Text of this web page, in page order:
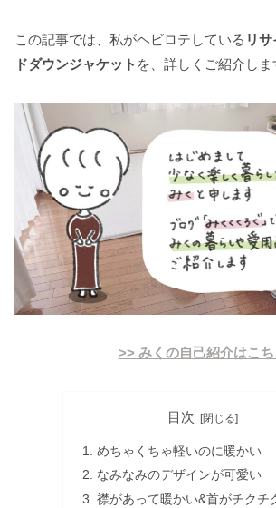
この記事では、私がヘビロテしている リ
ドダウンジャケット を、詳しくご紹介しま
>> みくの自己紹介はこち
目次
めちゃくちゃ軽いのに暖かい
なみなみのデザインが可愛い
襟があって暖かい&首がチクチ